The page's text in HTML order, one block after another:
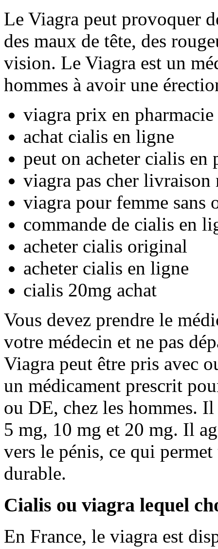
Le Viagra peut provoquer
des maux de tête, des
vision. Le Viagra est un
hommes à avoir une
viagra prix en pharmacie
achat cialis en ligne
peut on acheter cialis en
viagra pas cher livraison
viagra pour femme sans
commande de cialis en
acheter cialis original
acheter cialis en ligne
cialis 20mg achat
Vous devez prendre le
votre médecin et ne pas
Viagra peut être pris avec
un médicament prescrit
ou DE, chez les hommes.
5 mg, 10 mg et 20 mg. Il
vers le pénis, ce qui
durable.
Cialis ou viagra lequel
En France, le viagra est